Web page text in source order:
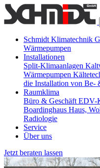
Schmidt Klimatechnik
Wärmepumpen
Installationen
Split-Klimaanlagen
Wärmepumpen
die Installation von Be-
Raumklima
Büro & Geschäft EDV-
Boardinghaus Haus,
Radiologie
Service
Über uns
Jetzt beraten lassen